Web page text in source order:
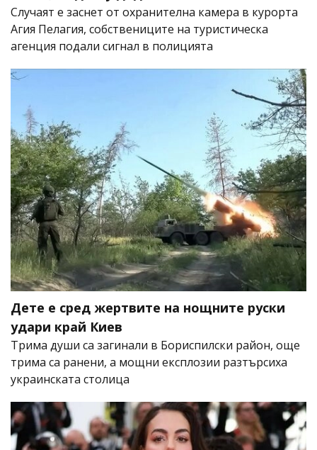
Случаят е заснет от охранителна камера в курорта
Агия Пелагия, собствениците на туристическа
агенция подали сигнал в полицията
Дете е сред жертвите на нощните руски
удари край Киев
Трима души са загинали в Бориспилски район, още
трима са ранени, а мощни експлозии разтърсиха
украинската столица